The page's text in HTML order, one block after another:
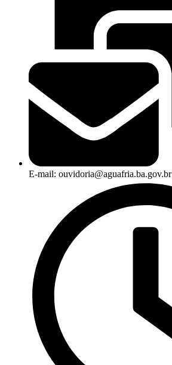
E-mail: ouvidoria@aguafria.ba.gov.br